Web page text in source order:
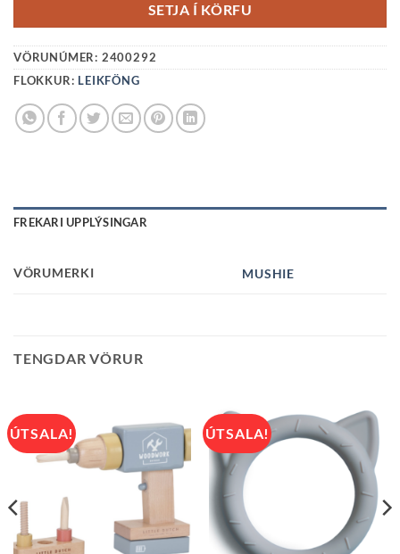
SETJA Í KÖRFU
VÖRUNÚMER: 2400292
FLOKKUR: LEIKFÖNG
FREKARI UPPLÝSINGAR
VÖRUMERKI MUSHIE
TENGDAR VÖRUR
ÚTSALA! ÚTSALA!